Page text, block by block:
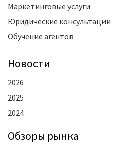
Маркетинговые услуги
Юридические консультации
Обучение агентов
Новости
2026
2025
2024
Oбзоры рынка